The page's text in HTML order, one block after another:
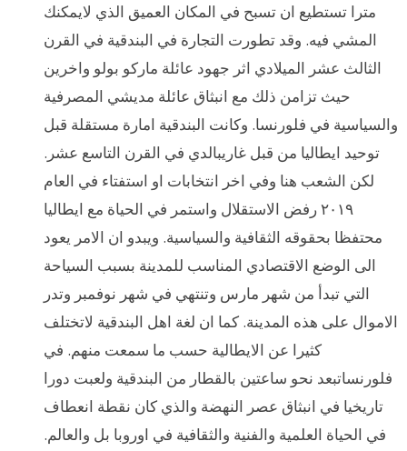
مترا تستطيع ان تسبح في المكان العميق الذي لايمكنك
المشي فيه. وقد تطورت التجارة في البندقية في القرن
الثالث عشر الميلادي اثر جهود عائلة ماركو بولو واخرين
حيث تزامن ذلك مع انبثاق عائلة مديشي المصرفية
والسياسية في فلورنسا. وكانت البندقية امارة مستقلة قبل
توحيد ايطاليا من قبل غاريبالدي في القرن التاسع عشر.
لكن الشعب هنا وفي اخر انتخابات او استفتاء في العام
٢٠١٩ رفض الاستقلال واستمر في الحياة مع ايطاليا
محتفظا بحقوقه الثقافية والسياسية. ويبدو ان الامر يعود
الى الوضع الاقتصادي المناسب للمدينة بسبب السياحة
التي تبدأ من شهر مارس وتنتهي في شهر نوفمبر وتدر
الاموال على هذه المدينة. كما ان لغة اهل البندقية لاتختلف
كثيرا عن الايطالية حسب ما سمعت منهم. في
فلورنساتبعد نحو ساعتين بالقطار من البندقية ولعبت دورا
تاريخيا في انبثاق عصر النهضة والذي كان نقطة انعطاف
في الحياة العلمية والفنية والثقافية في اوروبا بل والعالم.